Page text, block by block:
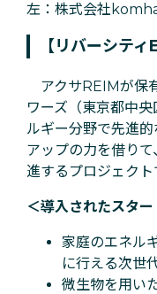
左：株式会社
【リバーシテ
アクサREIMが保
ワーズ（東京都中
ルギー分野で先進
アップの力を借り
進するプロジェクト
＜導入されたスタ
家庭のエネル
に行える次世
微生物を用い